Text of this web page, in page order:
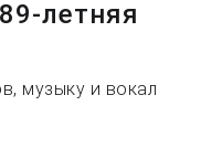
летняя
музыку и вокал